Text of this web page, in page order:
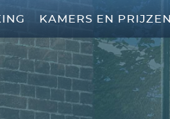
KAMERS EN PRIJZEN